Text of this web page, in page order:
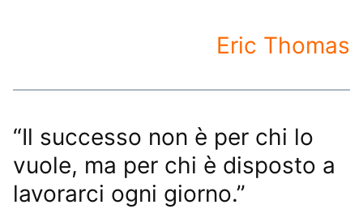
Eric Thomas
“Il successo non è per chi lo
vuole, ma per chi è disposto a
lavorarci ogni giorno.”